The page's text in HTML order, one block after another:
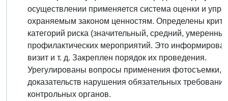
осуществлении применяется система оценки и
охраняемым законом ценностям. Определены
категорий риска (значительный, средний,
профилактических мероприятий. Это
визит и т. д. Закреплен порядок их проведения.
Урегулированы вопросы применения фотосъемки,
доказательств нарушения обязательных
контрольных органов.